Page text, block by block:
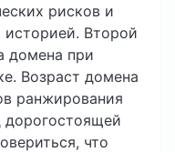
рисков и
Второй
домена при
Возраст домена
ранжирования
дорогостоящей
что